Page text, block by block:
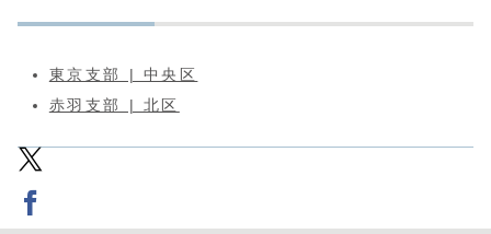
東京支部 | 中央区
赤羽支部 | 北区